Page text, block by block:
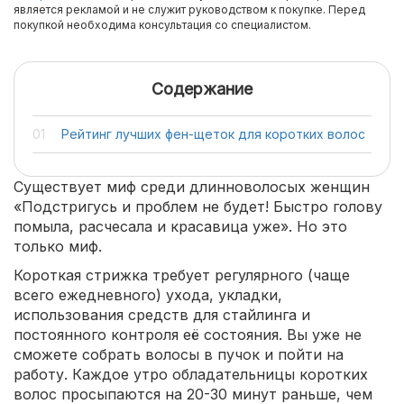
является рекламой и не служит руководством к покупке. Перед
покупкой необходима консультация со специалистом.
Содержание
Рейтинг лучших фен-щеток для коротких волос
Существует миф среди длинноволосых женщин
«Подстригусь и проблем не будет! Быстро голову
помыла, расчесала и красавица уже». Но это
только миф.
Короткая стрижка требует регулярного (чаще
всего ежедневного) ухода, укладки,
использования средств для стайлинга и
постоянного контроля её состояния. Вы уже не
сможете собрать волосы в пучок и пойти на
работу. Каждое утро обладательницы коротких
волос просыпаются на 20-30 минут раньше, чем